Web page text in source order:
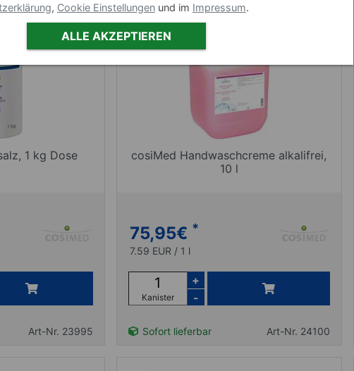
1 kg Dose
Art-Nr. 23995
cosiMed Handwaschcreme alkalifrei,
10 l
75,95€ *
7.59 EUR / 1 l
Kanister
+
-
Sofort lieferbar Art-Nr. 24100
, Cookie Einstellungenund im Impressum.
ALLE AKZEPTIEREN